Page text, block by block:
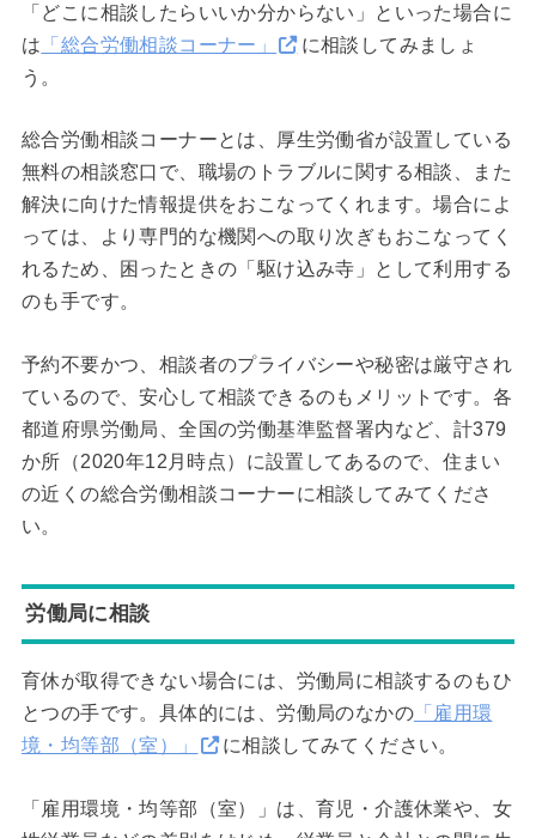
「どこに相談したらいいか分からない」といった場合に
は 「総合労働相談コーナー」
に相談してみましょ
う。
総合労働相談コーナーとは、厚生労働省が設置している
無料の相談窓口で、職場のトラブルに関する相談、また
解決に向けた情報提供をおこなってくれます。場合によ
っては、より専門的な機関への取り次ぎもおこなってく
れるため、困ったときの「駆け込み寺」として利用する
のも手です。
予約不要かつ、相談者のプライバシーや秘密は厳守され
ているので、安心して相談できるのもメリットです。各
都道府県労働局、全国の労働基準監督署内など、計379
か所（2020年12月時点）に設置してあるので、住まい
の近くの総合労働相談コーナーに相談してみてくださ
い。
労働局に相談
育休が取得できない場合には、労働局に相談するのもひ
とつの手です。具体的には、労働局のなかの「雇用環
境・均等部（室）」
に相談してみてください。
「雇用環境・均等部（室）」は、育児・介護休業や、女